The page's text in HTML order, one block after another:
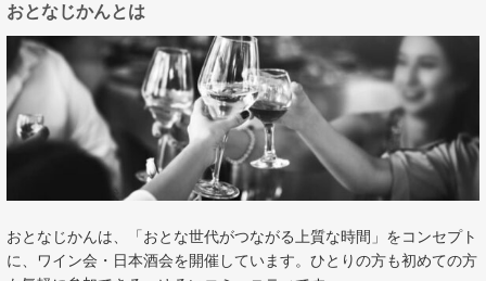
おとなじかんとは
おとなじかんは、「おとな世代がつながる上質な時間」をコンセプト
に、ワイン会・日本酒会を開催しています。ひとりの方も初めての方